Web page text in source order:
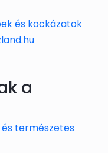
és kockázatok
a
természetes